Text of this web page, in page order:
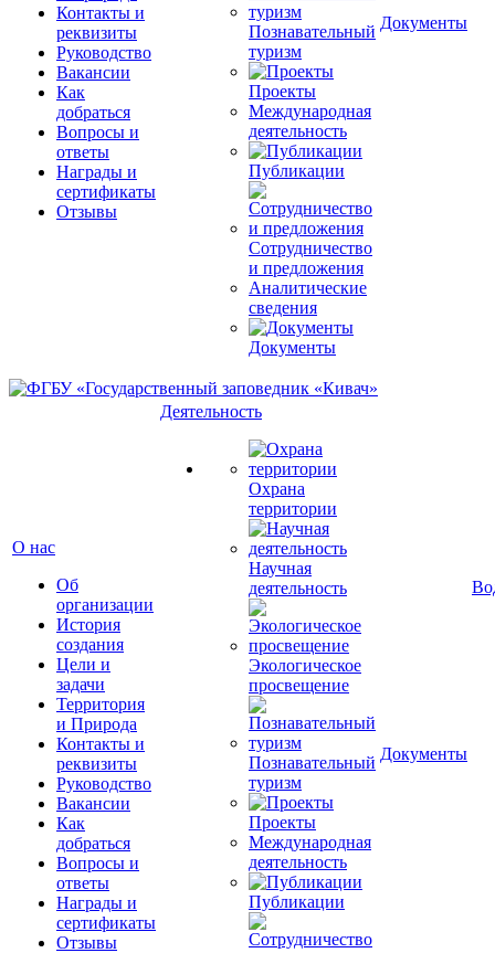
Контакты и
реквизиты
Руководство
Вакансии
Как
добраться
Вопросы и
ответы
Награды и
сертификаты
Отзывы
Познавательный
туризм
Проекты
Международная
деятельность
Публикации
Сотрудничество
и предложения
Аналитические
сведения
Документы
Документы
О нас
Об
организации
История
создания
Цели и
задачи
Территория
и Природа
Контакты и
реквизиты
Руководство
Вакансии
Как
добраться
Вопросы и
ответы
Награды и
сертификаты
Отзывы
Деятельность
Охрана
территории
Научная
деятельность
Экологическое
просвещение
Познавательный
туризм
Проекты
Международная
деятельность
Публикации
Документы